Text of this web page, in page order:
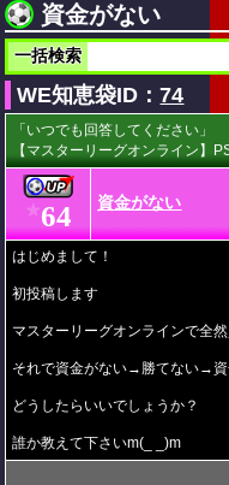
資金がない
一括検索
WE知恵袋ID：74
「いつでも回答してください」
【マスターリーグオンライン】
★64 資金がない
はじめまして！
初投稿します
マスターリーグオンラインで全
それで資金がない→勝てない→
どうしたらいいでしょうか？
誰か教えて下さいm(_ _)m